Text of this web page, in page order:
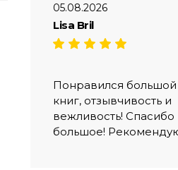
05.08.2026
Lisa Bril
Понравился
книг, отзывчивость и
вежливость! Спасибо
большое!